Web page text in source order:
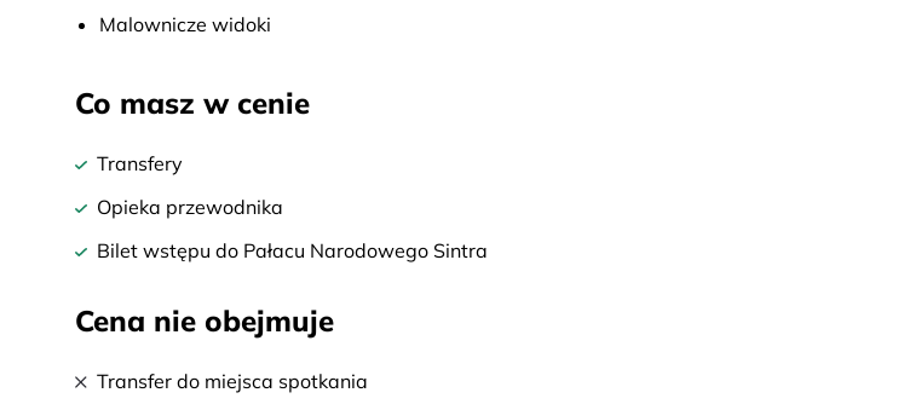
Malownicze widoki
Co masz w cenie
Transfery
Opieka przewodnika
Bilet wstępu do Pałacu Narodowego Sintra
Cena nie obejmuje
Transfer do miejsca spotkania